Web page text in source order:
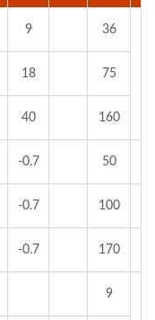
9 36
18 75
40 160
-0.7 50
-0.7 100
-0.7 170
9